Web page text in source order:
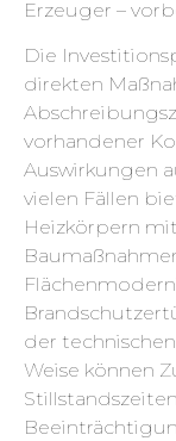
Erzeuger –
Die
direkten
vorhandener
Auswirkungen
vielen Fällen
Heizkörpern
der
Weise können